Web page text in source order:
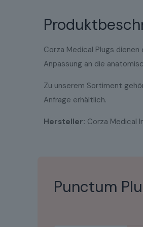
Corza Medical Plugs
Anpassung an die
Zu unserem Sortiment
Anfrage erhältlich.
Hersteller: Corza Medical
Punctum